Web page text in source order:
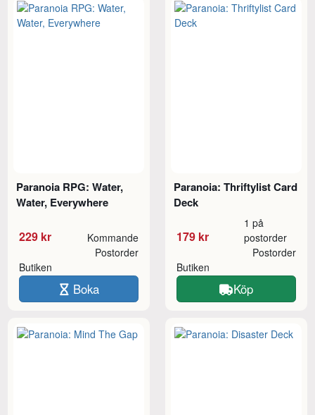
Paranoia RPG: Water,
Water, Everywhere
229 kr Kommande
Butiken
Postorder
Boka
Paranoia: Thriftylist Card
Deck
179 kr
1 på
postorder
Butiken
Postorder
Köp